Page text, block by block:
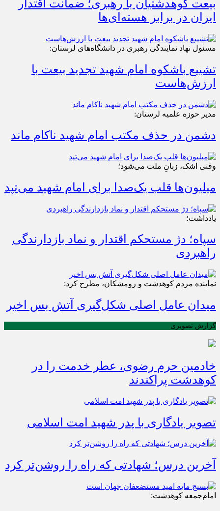
بیعت کوهدشتیان با رهبری؛ ضمانت اقتدار
ایران در برابر هسته‌ای‌ها
مسئول نهاد نمایندگی رهبری در دانشگاه‌های لرستان:
تشییع باشکوه امام شهید تجدید بیعت با
ارزش‌هاست
مدیر حوزه علمیه لرستان:
دشمن در حذف مکتب امام شهید ناکام ماند
وقتی اشک، زبانِ ملت می‌شود؛
میلیون‌ها قلب یک‌صدا برای امام شهید می‌تپد
یادداشت؛
سپاه؛ دژ مستحکم اقتدار و نماد بازدارندگی
راهبردی
نماینده مردم کوهدشت و رومشکان، مطرح کرد:
میدان عامل اصلی شکل‌گیری آتش بس اخیر
گزارش تصویری
خادمین حرم رضوی، عطر خدمت را در
کوهدشت پراکندند
تصویر یادگاری با پدر شهید امت اسلامی
آخرین درس؛ شهادتی که راه را روشن‌تر کرد
امام‌جمعه کوهدشت: